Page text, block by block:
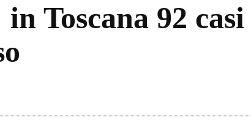
Toscana 92